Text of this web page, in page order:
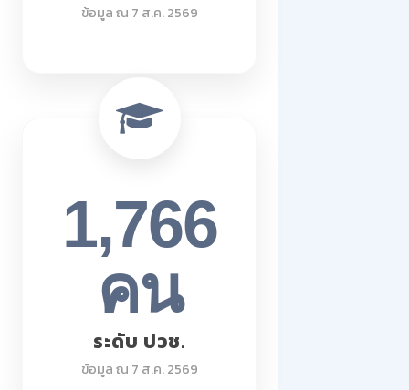
ข้อมูล ณ 7 ส.ค. 2569
1,766
คน
ระดับ ปวช.
ข้อมูล ณ 7 ส.ค. 2569